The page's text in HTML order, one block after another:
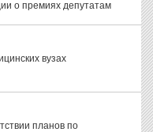
о премиях депутатам
вузах
планов по